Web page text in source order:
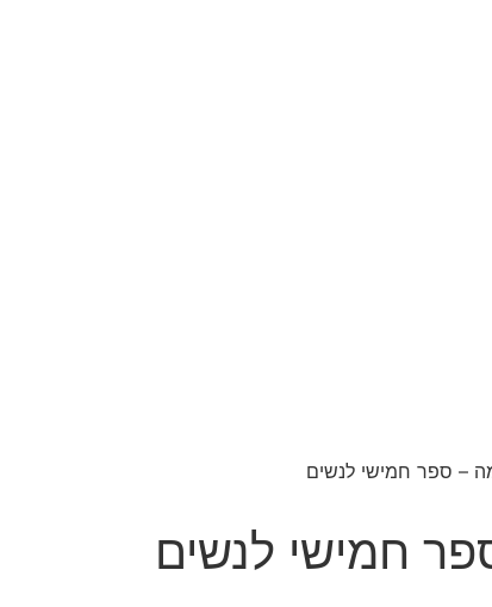
– ספר חמישי לנשים
חמישי לנשים